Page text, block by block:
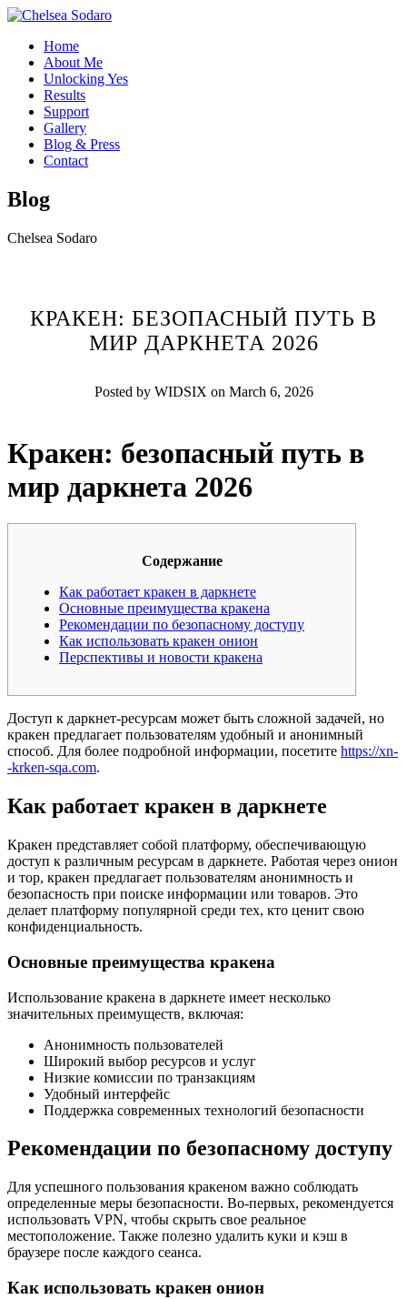
Home
About Me
Unlocking Yes
Results
Support
Gallery
Blog & Press
Contact
Blog
Chelsea Sodaro
КРАКЕН: БЕЗОПАСНЫЙ ПУТЬ В
МИР ДАРКНЕТА 2026
Posted by WIDSIX on March 6, 2026
Кракен: безопасный путь в
мир даркнета 2026
Содержание
Как работает кракен в даркнете
Основные преимущества кракена
Рекомендации по безопасному доступу
Как использовать кракен онион
Перспективы и новости кракена
Доступ к даркнет-ресурсам может быть сложной задачей, но
кракен предлагает пользователям удобный и анонимный
способ. Для более подробной информации, посетите https://xn-
-krken-sqa.com.
Как работает кракен в даркнете
Кракен представляет собой платформу, обеспечивающую
доступ к различным ресурсам в даркнете. Работая через онион
и тор, кракен предлагает пользователям анонимность и
безопасность при поиске информации или товаров. Это
делает платформу популярной среди тех, кто ценит свою
конфиденциальность.
Основные преимущества кракена
Использование кракена в даркнете имеет несколько
значительных преимуществ, включая:
Анонимность пользователей
Широкий выбор ресурсов и услуг
Низкие комиссии по транзакциям
Удобный интерфейс
Поддержка современных технологий безопасности
Рекомендации по безопасному доступу
Для успешного пользования кракеном важно соблюдать
определенные меры безопасности. Во-первых, рекомендуется
использовать VPN, чтобы скрыть свое реальное
местоположение. Также полезно удалить куки и кэш в
браузере после каждого сеанса.
Как использовать кракен онион